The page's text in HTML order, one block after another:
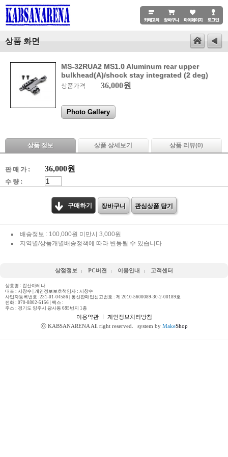
상품 화면
MS-32RUA2 MS1.0 Aluminum rear upper
bulkhead(A)/shock stay integrated (2 deg)
상품가격 36,000원
Photo Gallery
상품 정보 상품 상세보기 상품 리뷰(0)
판 매 가 : 36,000원
수 량 :
구매하기 장바구니 관심상품 담기
배송정보 : 100,000원 미만시 3,000원
지역별/상품개별배송정책에 따라 변동될 수 있습니다
상점정보 PC버젼 이용안내 고객센터
상호명 : 갑산아레나
대표 : 시창수 | 개인정보보호책임자 : 시창수
사업자등록번호 :231-01-04586 | 통신판매업신고번호 : 제 2010-5600089-30-2-00189호
전화 : 070-8802-5156 | 팩스 :
주소 : 경기도 양주시 광사동 685번지 1층
이용약관ㅣ 개인정보처리방침
ⓒ KABSANARENA All right reserved.
system by MakeShop